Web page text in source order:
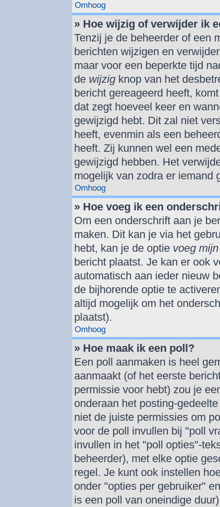
Omhoog
» Hoe wijzig of verwijder ik
Tenzij je de beheerder of een
berichten wijzigen en
maar voor een beperkte tijd
de wijzig knop van het
bericht gereageerd heeft,
dat zegt hoeveel keer en
gewijzigd hebt. Dit zal niet
heeft, evenmin als een
heeft. Zij kunnen wel een
gewijzigd hebben. Het
mogelijk van zodra er iemand
Omhoog
» Hoe voeg ik een
Om een onderschrift aan je
maken. Dit kan je via het
hebt, kan je de optie voeg
bericht plaatst. Je kan er ook
automatisch aan ieder nieuw
de bijhorende optie te
altijd mogelijk om het
plaatst).
Omhoog
» Hoe maak ik een poll?
Een poll aanmaken is heel
aanmaakt (of het eerste
permissie voor hebt) zou je
onderaan het posting-
niet de juiste permissies om
voor de poll invullen bij "poll
invullen in het "poll opties"-
beheerder), met elke optie
regel. Je kunt ook instellen
onder "opties per gebruiker"
is een poll van oneindige